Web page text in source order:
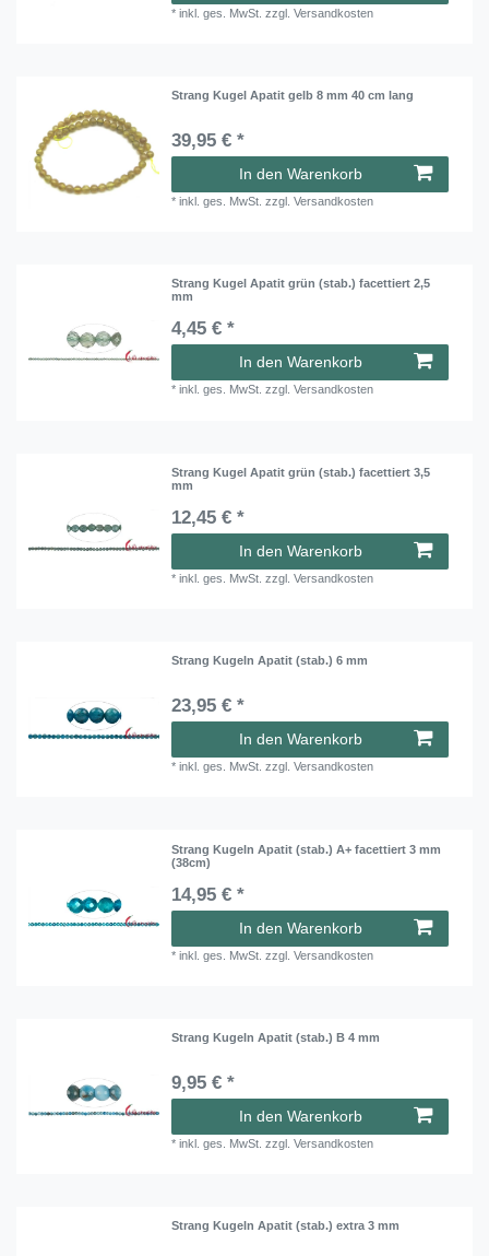
*inkl. ges. MwSt. zzgl.Versandkosten
Strang Kugel Apatit gelb 8 mm 40 cm lang
39,95 € *
In den Warenkorb
*inkl. ges. MwSt. zzgl.Versandkosten
Strang Kugel Apatit grün (stab.) facettiert 2,5
mm
4,45 € *
In den Warenkorb
*inkl. ges. MwSt. zzgl.Versandkosten
Strang Kugel Apatit grün (stab.) facettiert 3,5
mm
12,45 € *
In den Warenkorb
*inkl. ges. MwSt. zzgl.Versandkosten
Strang Kugeln Apatit (stab.) 6 mm
23,95 € *
In den Warenkorb
*inkl. ges. MwSt. zzgl.Versandkosten
Strang Kugeln Apatit (stab.) A+ facettiert 3 mm
(38cm)
14,95 € *
In den Warenkorb
*inkl. ges. MwSt. zzgl.Versandkosten
Strang Kugeln Apatit (stab.) B 4 mm
9,95 € *
In den Warenkorb
*inkl. ges. MwSt. zzgl.Versandkosten
Strang Kugeln Apatit (stab.) extra 3 mm